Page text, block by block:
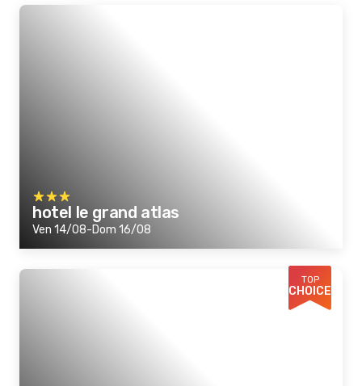
hotel le grand atlas
Ven 14/08-Dom 16/08
TOP
CHOICE